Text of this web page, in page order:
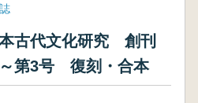
古代文化研究 創刊
第3号 復刻・合本